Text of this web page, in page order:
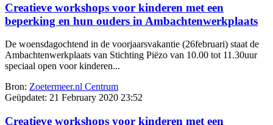
Creatieve workshops voor kinderen met een
beperking en hun ouders in Ambachtenwerkplaats
De woensdagochtend in de voorjaarsvakantie (26februari) staat de
Ambachtenwerkplaats van Stichting Piëzo van 10.00 tot 11.30uur
speciaal open voor kinderen...
Bron: Zoetermeer.nl Centrum
Geüpdatet: 21 February 2020 23:52
Creatieve workshops voor kinderen met een